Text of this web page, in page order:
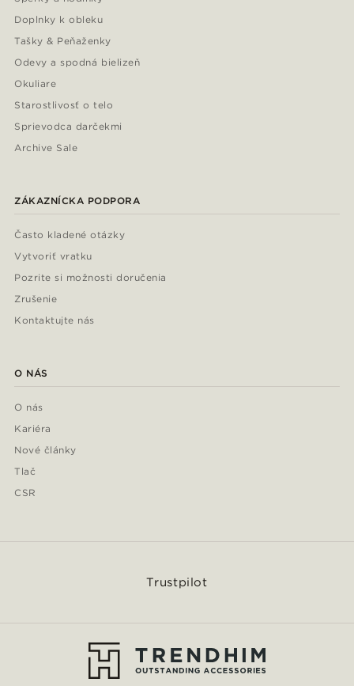
Doplnky k obleku
Tašky & Peňaženky
Odevy a spodná bielizeň
Okuliare
Starostlivosť o telo
Sprievodca darčekmi
Archive Sale
ZÁKAZNÍCKA PODPORA
Často kladené otázky
Vytvoriť vratku
Pozrite si možnosti doručenia
Zrušenie
Kontaktujte nás
O NÁS
O nás
Kariéra
Nové články
Tlač
CSR
Trustpilot